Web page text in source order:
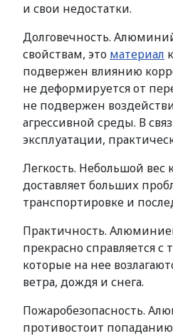
и свои недостатки.
Долговечность.
свойствам, это материал
подвержен влиянию
не деформируется от
не подвержен
агрессивной среды. В
эксплуатации,
Легкость. Небольшой вес
доставляет больших
транспортировке и
Практичность.
прекрасно справляется с
которые на нее
ветра, дождя и снега.
Пожаробезопасность.
противостоит